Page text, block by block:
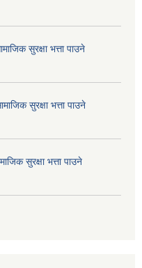
सुरक्षा भत्ता पाउने
सुरक्षा भत्ता पाउने
सुरक्षा भत्ता पाउने